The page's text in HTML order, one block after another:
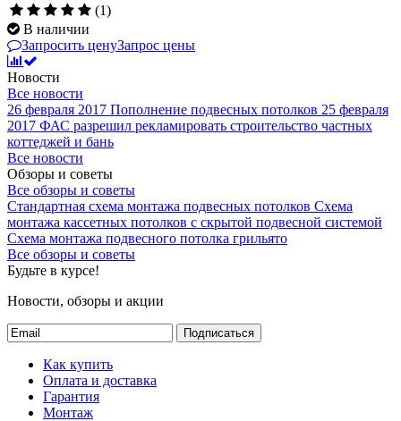
(1)
В наличии
Запросить ценуЗапрос цены
Новости
Все новости
26 февраля 2017 Пополнение подвесных потолков 25 февраля
2017 ФАС разрешил рекламировать строительство частных
коттеджей и бань
Все новости
Обзоры и советы
Все обзоры и советы
Стандартная схема монтажа подвесных потолков Схема
монтажа кассетных потолков с скрытой подвесной системой
Схема монтажа подвесного потолка грильято
Все обзоры и советы
Будьте в курсе!
Новости, обзоры и акции
Подписаться
Как купить
Оплата и доставка
Гарантия
Монтаж